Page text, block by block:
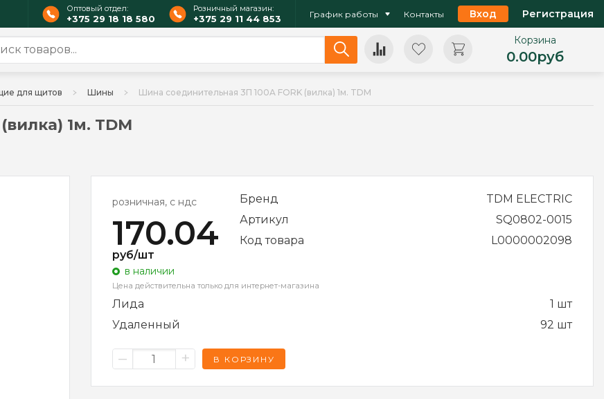
Оптовый отдел:
+375 29 18 18 580
Розничный магазин:
+375 29 11 44 853 График работы Контакты Вход Регистрация
Корзина
0.00руб
для щитов Шины Шина соединительная 3П 100A FORK (вилка) 1м. TDM
1м. TDM
розничная, с ндс
170.04
руб/шт
в наличии
Цена действительна только для интернет-магазина
Бренд
TDM ELECTRIC
Артикул
SQ0802-0015
Код товара
L0000002098
Лида
1 шт
Удаленный
92 шт
– + В КОРЗИНУ